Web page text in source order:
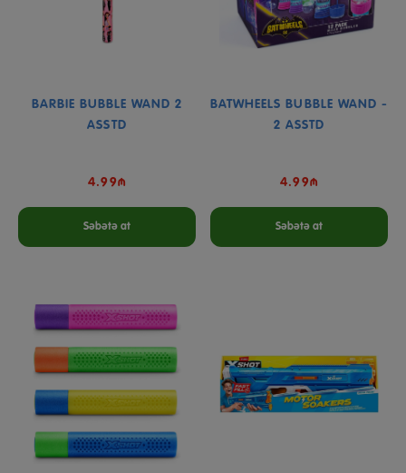
BARBIE BUBBLE WAND 2
ASSTD
4.99₼
Səbətə at
BATWHEELS BUBBLE WAND -
2 ASSTD
4.99₼
Səbətə at